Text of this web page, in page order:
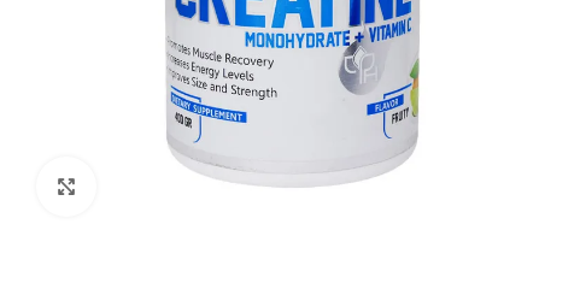
بزرگنمایی تصویر